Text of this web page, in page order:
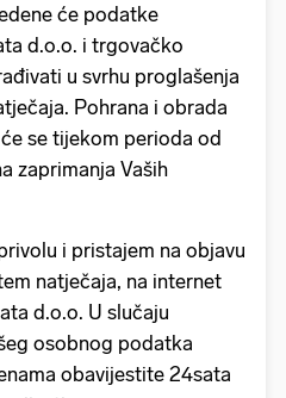
će podatke
d.o.o. i trgovačko
u svrhu proglašenja
Pohrana i obrada
se tijekom perioda od
zaprimanja Vaših
i pristajem na objavu
natječaja, na internet
d.o.o. U slučaju
osobnog podatka
obavijestite 24sata